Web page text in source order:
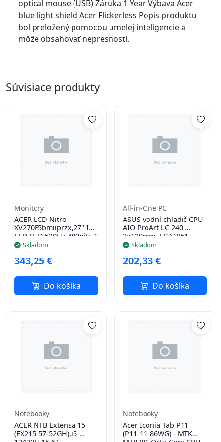
optical mouse (USB) Záruka 1 Year Výbava Acer
blue light shield Acer Flickerless Popis produktu
bol preložený pomocou umelej inteligencie a
môže obsahovať nepresnosti.
Súvisiace produkty
Monitory
ACER LCD Nitro
XV270F5bmiiprzx,27" IPS
Skladom
343,25 €
Do košíka
All-in-One PC
ASUS vodní chladič CPU
AIO ProArt LC 240,
2x120mm, LGA1851,
AM5, černá
Skladom
202,33 €
Do košíka
Notebooky
ACER NTB Extensa 15
(EX215-57-52GH),i5-
Notebooky
Acer Iconia Tab P11
(P11-11-86WG) - MTK